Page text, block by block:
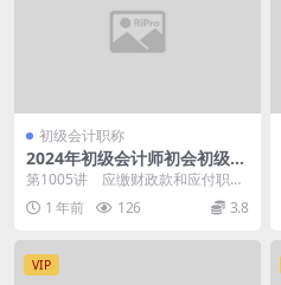
初级会计职称
2024年初级会计师初会初级实
务 高频考点-吴福喜
第1005讲 应缴财政款和应付职工
薪酬、政府财务报告与政府决算报
告.mp4 第1...
1 年前 126 3.8
VIP